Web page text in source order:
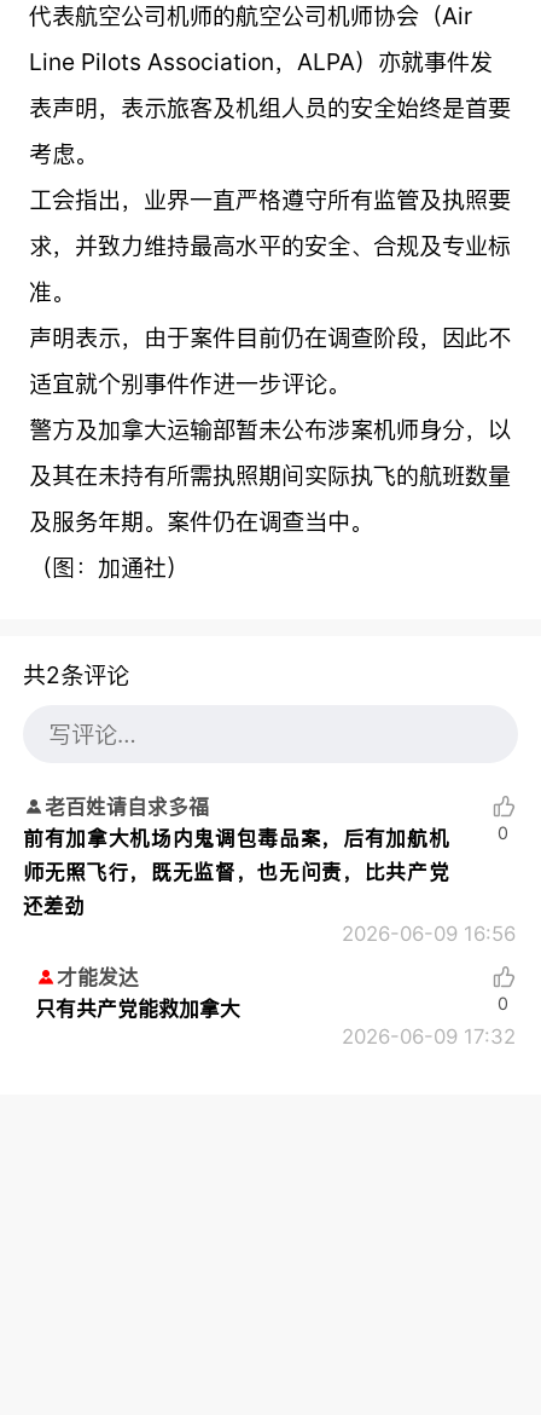
代表航空公司机师的航空公司机师协会（Air
Line Pilots Association，ALPA）亦就事件发
表声明，表示旅客及机组人员的安全始终是首要
考虑。
工会指出，业界一直严格遵守所有监管及执照要
求，并致力维持最高水平的安全、合规及专业标
准。
声明表示，由于案件目前仍在调查阶段，因此不
适宜就个别事件作进一步评论。
警方及加拿大运输部暂未公布涉案机师身分，以
及其在未持有所需执照期间实际执飞的航班数量
及服务年期。案件仍在调查当中。
（图：加通社）
共2条评论
老百姓请自求多福
前有加拿大机场内鬼调包毒品案，后有加航机
师无照飞行，既无监督，也无问责，比共产党
还差劲
2026-06-09 16:56
0
才能发达
只有共产党能救加拿大
2026-06-09 17:32
0